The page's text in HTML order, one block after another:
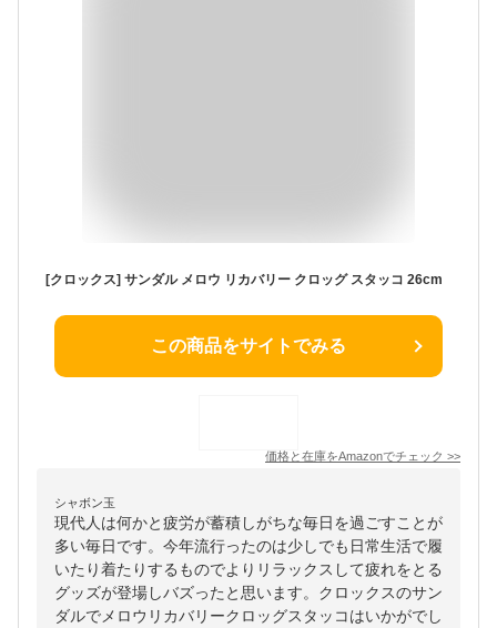
[クロックス] サンダル メロウ リカバリー クロッグ スタッコ 26cm
この商品をサイトでみる
価格と在庫をAmazonでチェック >>
シャボン玉
現代人は何かと疲労が蓄積しがちな毎日を過ごすことが
多い毎日です。今年流行ったのは少しでも日常生活で履
いたり着たりするものでよりリラックスして疲れをとる
グッズが登場しバズったと思います。クロックスのサン
ダルでメロウリカバリークロッグスタッコはいかがでし